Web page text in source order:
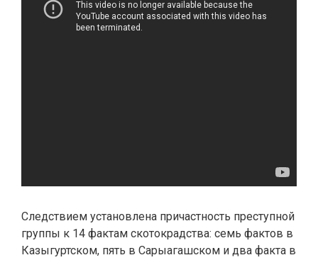
Следствием установлена причастность преступной
группы к 14 фактам скотокрадства: семь фактов в
Казыгуртском, пять в Сарыагашском и два факта в